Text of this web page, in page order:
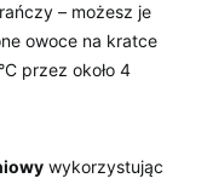
– możesz je
owoce na kratce‍
przez​ około 4⁣
wykorzystując⁤